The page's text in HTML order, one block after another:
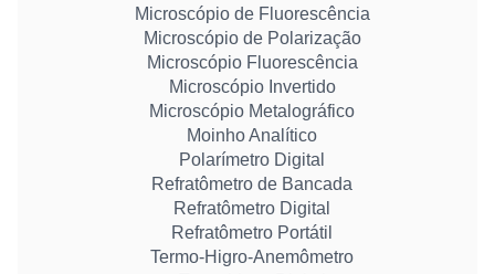
Microscópio de Fluorescência
Microscópio de Polarização
Microscópio Fluorescência
Microscópio Invertido
Microscópio Metalográfico
Moinho Analítico
Polarímetro Digital
Refratômetro de Bancada
Refratômetro Digital
Refratômetro Portátil
Termo-Higro-Anemômetro